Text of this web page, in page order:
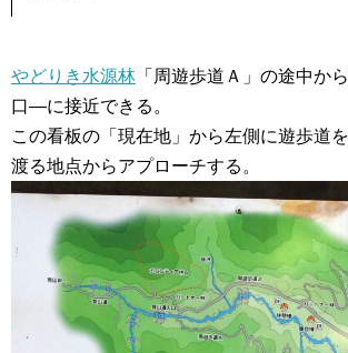
やどりき水源林 「周遊歩道Ａ」の途中か
口―に接近できる。
この看板の「現在地」から左側に遊歩道
渡る地点からアプローチする。